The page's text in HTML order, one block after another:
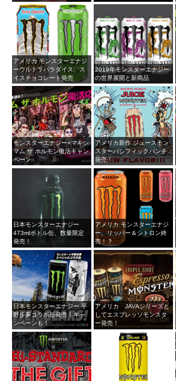
アメリカ モンスターエナジ
ーウルトラパラダイス、ス
イスチョコレート発売
2019年モンスターエナジー
の世界展開と新商品
モンスターエナジー×マキシ
マム ザ ホルモン復活キャン
ペーン
アメリカ新作 ジュースモン
スターパシフィックパンチ
発売！
日本モンスターエナジー
473mlボトル缶、数量限定
発売！
アメリカ モンスターエナジ
ー、リッパー＆シトロン終
売！？
日本モンスターエナジー 平
野歩夢コラボ缶発売！キャ
ンペーンも！
アメリカ JAVAシリーズと
してエスプレッソモンスタ
ー発売！